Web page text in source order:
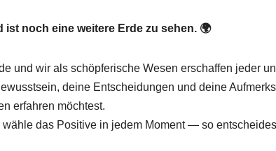
noch eine weitere Erde zu sehen. 🌍
und wir als schöpferische Wesen erschaffen jeder
deine Entscheidungen und deine
erfahren möchtest.
das Positive in jedem Moment — so